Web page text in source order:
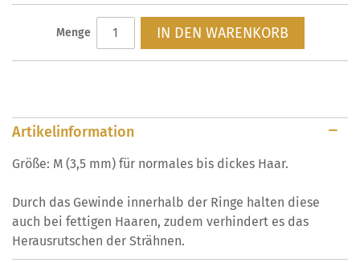
Menge IN DEN WARENKORB
Artikelinformation
Größe: M (3,5 mm) für normales bis dickes Haar.
Durch das Gewinde innerhalb der Ringe halten diese
auch bei fettigen Haaren, zudem verhindert es das
Herausrutschen der Strähnen.